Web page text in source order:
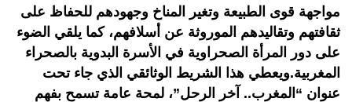
مواجهة قوى الطبيعة وتغير المناخ وجهودهم للحفاظ على
ثقافتهم وتقاليدهم الموروثة عن أسلافهم، كما يلقي الضوء
على دور المرأة الصحراوية في الأسرة البدوية بالصحراء
المغربية.ويعطي هذا الشريط الوثائقي الذي جاء تحت
عنوان “المغرب.. آخر الرحل”، لمحة عامة تسمح بفهم